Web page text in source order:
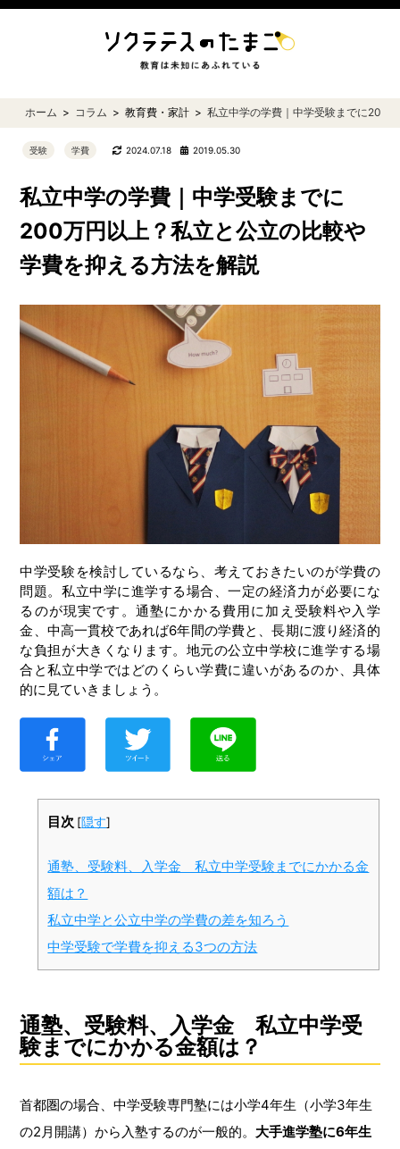
ホーム コラム 教育費・家計 私立中学の学費｜中学受験までに200
受験 学費 2024.07.18 2019.05.30
私立中学の学費｜中学受験までに
200万円以上？私立と公立の比較や
学費を抑える方法を解説
中学受験を検討しているなら、考えておきたいのが学費の
問題。私立中学に進学する場合、一定の経済力が必要にな
るのが現実です。通塾にかかる費用に加え受験料や入学
金、中高一貫校であれば6年間の学費と、長期に渡り経済的
な負担が大きくなります。地元の公立中学校に進学する場
合と私立中学ではどのくらい学費に違いがあるのか、具体
的に見ていきましょう。
目次 [隠す]
通塾、受験料、入学金 私立中学受験までにかかる金
額は？
私立中学と公立中学の学費の差を知ろう
中学受験で学費を抑える3つの方法
通塾、受験料、入学金 私立中学受
験までにかかる金額は？
首都圏の場合、中学受験専門塾には小学4年生（小学3年生
の2月開講）から入塾するのが一般的。 大手進学塾に6年生